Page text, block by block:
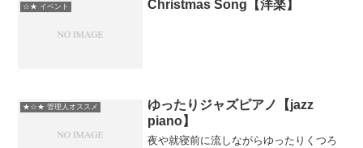
☆★ イベント Christmas Song【洋楽】
★☆★ 管理人オススメ
ゆったりジャズピアノ【jazz
piano】
夜や就寝前に流しながらゆったりくつろ